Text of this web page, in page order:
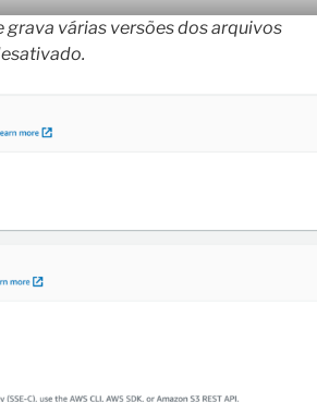
grava várias versões dos arquivos